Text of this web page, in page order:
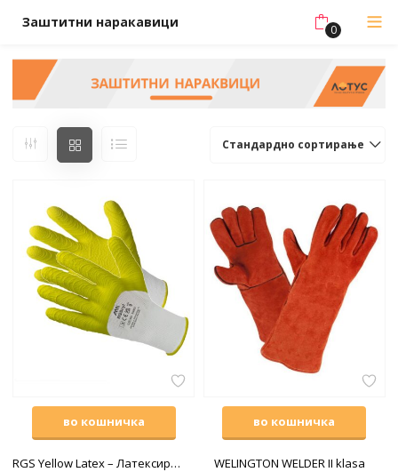
Заштитни наракавици 0
Стандардно сортирање
во кошничка
RGS Yellow Latex – Латексирани
во кошничка
WELINGTON WELDER II klasa